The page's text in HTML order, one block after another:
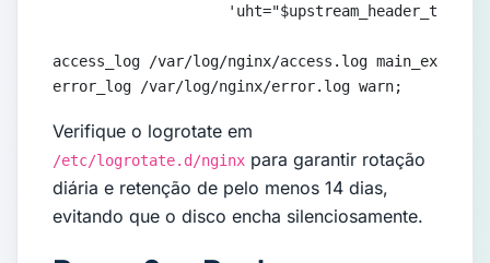
'uht="$upstream_header_time"
access_log /var/log/nginx/access.log main_ext;
error_log /var/log/nginx/error.log warn;
Verifique o logrotate em
/etc/logrotate.d/nginx para garantir rotação
diária e retenção de pelo menos 14 dias,
evitando que o disco encha silenciosamente.